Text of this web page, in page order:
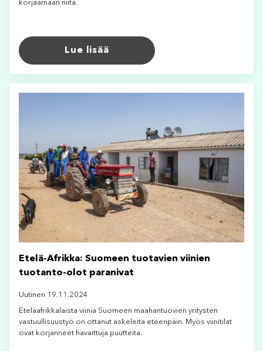
korjaamaan niitä.
Lue lisää
Etelä-Afrikka: Suomeen tuotavien viinien
tuotanto-olot paranivat
Uutinen 19.11.2024
Eteläafrikkalaista viiniä Suomeen maahantuovien yritysten
vastuullisuustyö on ottanut askeleita eteenpäin. Myös viinitilat
ovat korjanneet havaittuja puutteita.